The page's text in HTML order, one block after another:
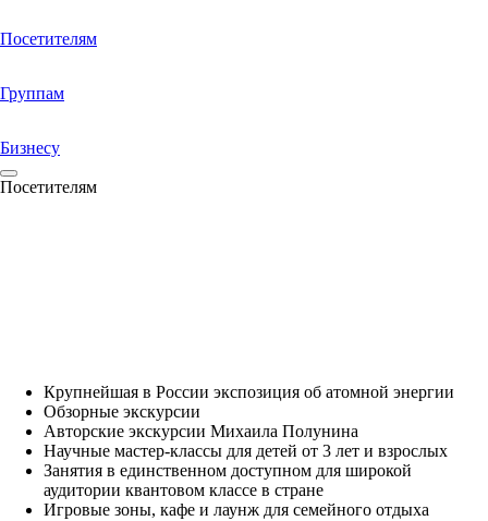
Посетителям
Группам
Бизнесу
Посетителям
Крупнейшая в России экспозиция об атомной энергии
Обзорные экскурсии
Авторские экскурсии Михаила Полунина
Научные мастер-классы для детей от 3 лет и взрослых
Занятия в единственном доступном для широкой
аудитории квантовом классе в стране
Игровые зоны, кафе и лаунж для семейного отдыха